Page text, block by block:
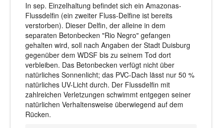
In sep. Einzelhaltung befindet sich ein Amazonas-
Flussdelfin (ein zweiter Fluss-Delfine ist bereits
verstorben). Dieser Delfin, der alleine in dem
separaten Betonbecken "Rio Negro" gefangen
gehalten wird, soll nach Angaben der Stadt Duisburg
gegenüber dem WDSF bis zu seinem Tod dort
verbleiben. Das Betonbecken verfügt nicht über
natürliches Sonnenlicht; das PVC-Dach lässt nur 50 %
natürliches UV-Licht durch. Der Flussdelfin mit
zahlreichen Verletzungen schwimmt entgegen seiner
natürlichen Verhaltensweise überwiegend auf dem
Rücken.